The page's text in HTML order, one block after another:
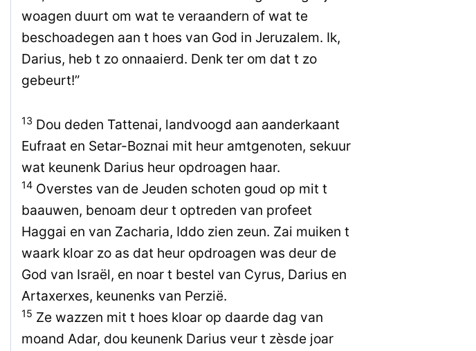
woagen duurt om wat te veraandern of wat te
beschoadegen aan t hoes van God in Jeruzalem. Ik,
Darius, heb t zo onnaaierd. Denk ter om dat t zo
gebeurt!”
13 Dou deden Tattenai, landvoogd aan aanderkaant
Eufraat en Setar-Boznai mit heur amtgenoten, sekuur
wat keunenk Darius heur opdroagen haar.
14 Overstes van de Jeuden schoten goud op mit t
baauwen, benoam deur t optreden van profeet
Haggai en van Zacharia, Iddo zien zeun. Zai muiken t
waark kloar zo as dat heur opdroagen was deur de
God van Israël, en noar t bestel van Cyrus, Darius en
Artaxerxes, keunenks van Perzië.
15 Ze wazzen mit t hoes kloar op daarde dag van
moand Adar, dou keunenk Darius veur t zèsde joar